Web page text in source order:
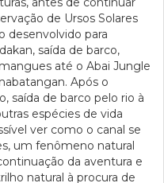
de Ursos Solares
desenvolvido para
saída de barco,
até o Abai Jungle
Após o
saída de barco pelo rio à
espécies de vida
ver como o canal se
um fenômeno natural
da aventura e
natural à procura de